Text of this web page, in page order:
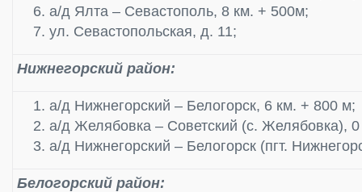
а/д Ялта – Севастополь, 8 км. + 500м;
ул. Севастопольская, д. 11;
Нижнегорский район:
а/д Нижнегорский – Белогорск, 6 км. + 800 м;
а/д Желябовка – Советский (с. Желябовка),
а/д Нижнегорский – Белогорск (пгт.
Белогорский район: